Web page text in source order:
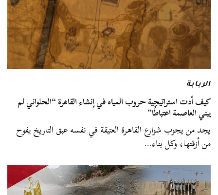
الربابة
كيف أدت استراتيجية حروب المياه في إنشاء القاهرة “الحلواني لم
يبني العاصمة اعتباطًا”
يجد من يجوب شوارع القاهرة العتيقة في نفسه عبق التاريخ يفوح
من أزقتها، وكل بناء…